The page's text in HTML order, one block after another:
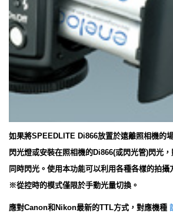
如果將SPEEDLITE Di866放置於遠離照相機的
閃光燈或安裝在照相機的Di866(或閃光管)閃光
同時閃光。使用本功能可以利用各種各樣的拍攝
※從控時的模式僅限於手動光量切換。
應對Canon和Nikon最新的TTL方式，對應機種